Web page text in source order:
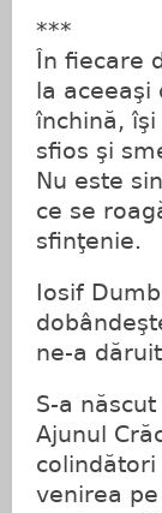
***
În fiecare
la
închină,
sfios şi
Nu este
ce se
sfinţenie.
Iosif
ne-a
S-a
Ajunul
colindători
venirea